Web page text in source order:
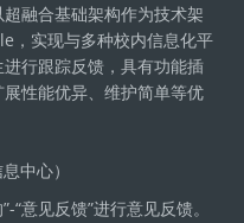
融合基础架构作为技术架
，实现与多种校内信息化平
行跟踪反馈，具有功能插
性能优异、维护简单等优
中心）
“意见反馈”进行意见反馈。